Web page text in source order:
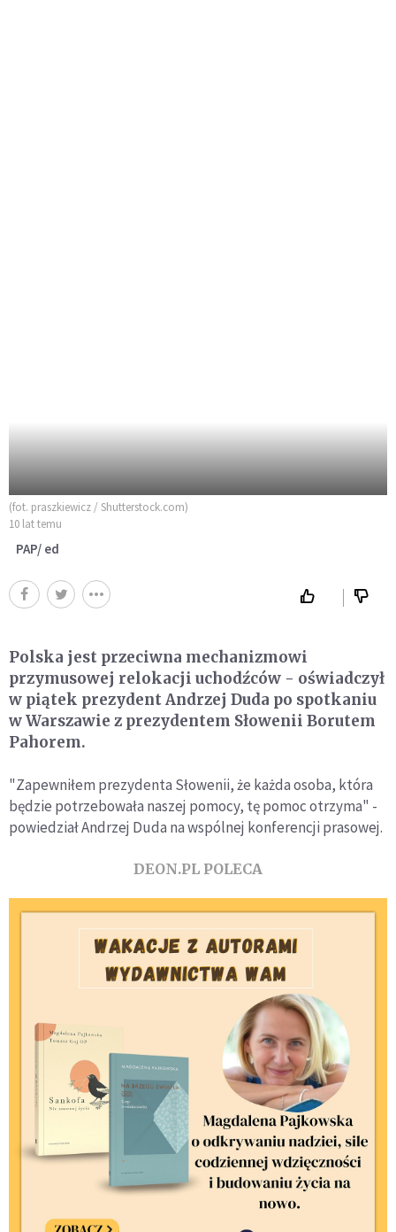
(fot. praszkiewicz / Shutterstock.com)
10 lat temu
PAP/ ed
Polska jest przeciwna mechanizmowi
przymusowej relokacji uchodźców - oświadczył
w piątek prezydent Andrzej Duda po spotkaniu
w Warszawie z prezydentem Słowenii Borutem
Pahorem.
"Zapewniłem prezydenta Słowenii, że każda osoba, która
będzie potrzebowała naszej pomocy, tę pomoc otrzyma" -
powiedział Andrzej Duda na wspólnej konferencji prasowej.
DEON.PL POLECA